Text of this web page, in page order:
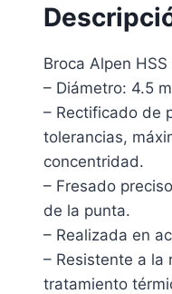
Broca Alpen
– Diámetro: 4.5
– Rectificado de
tolerancias,
concentridad.
– Fresado
de la punta.
– Realizada en
– Resistente a la
tratamiento